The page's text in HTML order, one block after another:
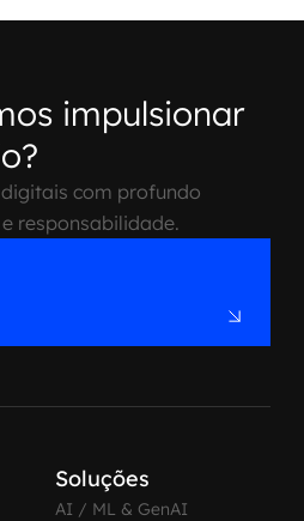
impulsionar
com profundo
responsabilidade.
Soluções
AI / ML & GenAI